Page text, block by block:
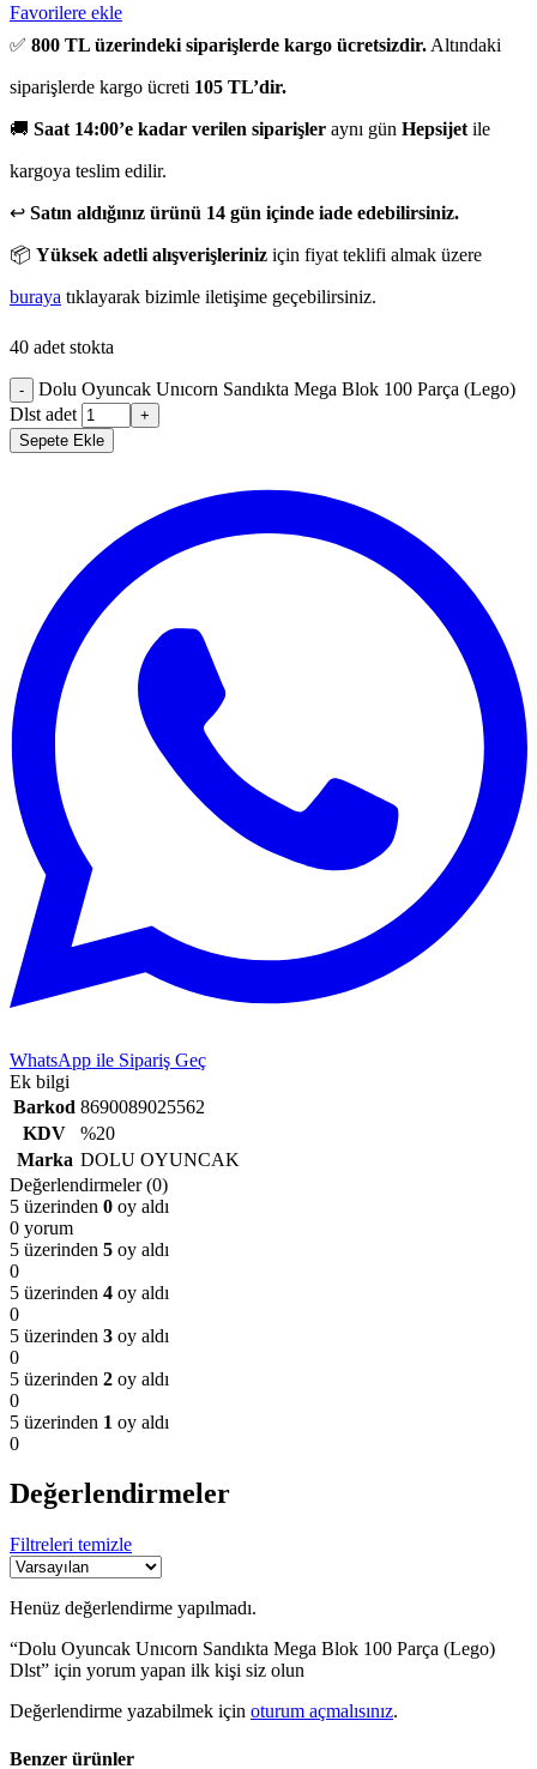
Favorilere ekle
✅ 800 TL üzerindeki siparişlerde kargo ücretsizdir. Altındaki
siparişlerde kargo ücreti 105 TL’dir.
🚚 Saat 14:00’e kadar verilen siparişler aynı gün Hepsijet ile
kargoya teslim edilir.
↩️ Satın aldığınız ürünü 14 gün içinde iade edebilirsiniz.
📦 Yüksek adetli alışverişleriniz için fiyat teklifi almak üzere
buraya tıklayarak bizimle iletişime geçebilirsiniz.
40 adet stokta
-
Dolu Oyuncak Unıcorn Sandıkta Mega Blok 100 Parça (Lego)
Dlst adet
+
Sepete Ekle
WhatsApp ile Sipariş Geç
Ek bilgi
Barkod 8690089025562
KDV
%20
Marka DOLU OYUNCAK
Değerlendirmeler (0)
5 üzerinden 0 oy aldı
0 yorum
5 üzerinden 5 oy aldı
0
5 üzerinden 4 oy aldı
0
5 üzerinden 3 oy aldı
0
5 üzerinden 2 oy aldı
0
5 üzerinden 1 oy aldı
0
Değerlendirmeler
Filtreleri temizle
Henüz değerlendirme yapılmadı.
“Dolu Oyuncak Unıcorn Sandıkta Mega Blok 100 Parça (Lego)
Dlst” için yorum yapan ilk kişi siz olun
Değerlendirme yazabilmek için oturum açmalısınız.
Benzer ürünler